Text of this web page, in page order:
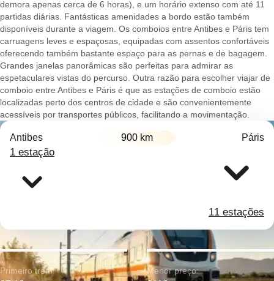
demora apenas cerca de 6 horas), e um horário extenso com até 11
partidas diárias. Fantásticas amenidades a bordo estão também
disponíveis durante a viagem. Os comboios entre Antibes e Páris tem
carruagens leves e espaçosas, equipadas com assentos confortáveis
oferecendo também bastante espaço para as pernas e de bagagem.
Grandes janelas panorâmicas são perfeitas para admirar as
espetaculares vistas do percurso. Outra razão para escolher viajar de
comboio entre Antibes e Páris é que as estações de comboio estão
localizadas perto dos centros de cidade e são convenientemente
acessíveis por transportes públicos, facilitando a movimentação.
Antibes 900 km Páris
1 estação
11 estações
Primeiro trem: Menor preço: